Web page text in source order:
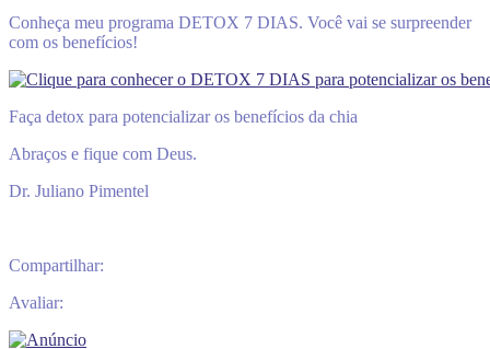
Conheça meu programa DETOX 7 DIAS. Você vai se surpreender
com os benefícios!
Faça detox para potencializar os benefícios da chia
Abraços e fique com Deus.
Dr. Juliano Pimentel
Compartilhar:
Avaliar: